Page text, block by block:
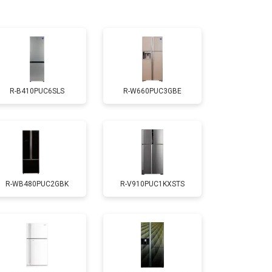
1810 ₽ Заказать
1700 ₽ Заказать
2550 ₽ Заказать
4750 ₽ Заказать
Заказать
R-B410PUC6SLS R-W660PUC3GBE
R-WB480PUC2GBK R-V910PUC1KXSTS